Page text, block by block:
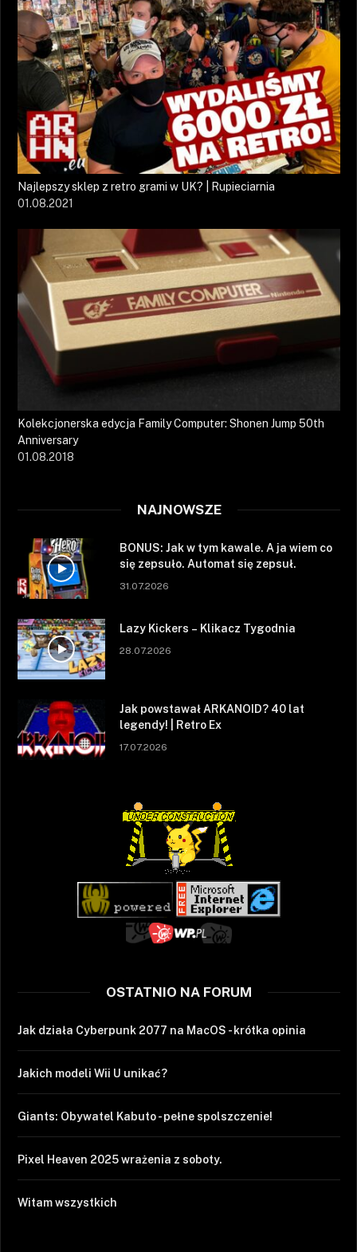
Najlepszy sklep z retro grami w UK? | Rupieciarnia
01.08.2021
Kolekcjonerska edycja Family Computer: Shonen Jump 50th
Anniversary
01.08.2018
NAJNOWSZE
BONUS: Jak w tym kawale. A ja wiem co
się zepsuło. Automat się zepsuł.
31.07.2026
Lazy Kickers – Klikacz Tygodnia
28.07.2026
Jak powstawał ARKANOID? 40 lat
legendy! | Retro Ex
17.07.2026
OSTATNIO NA FORUM
Jak działa Cyberpunk 2077 na MacOS - krótka opinia
Jakich modeli Wii U unikać?
Giants: Obywatel Kabuto - pełne spolszczenie!
Pixel Heaven 2025 wrażenia z soboty.
Witam wszystkich